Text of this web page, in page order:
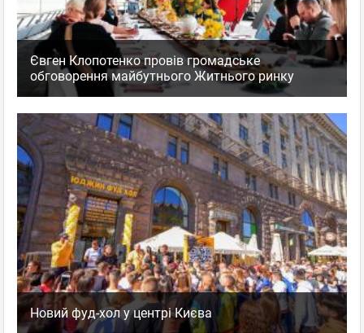
Євген Клопотенко провів громадське
обговорення майбутнього Житнього ринку
Новий фуд-хол у центрі Києва